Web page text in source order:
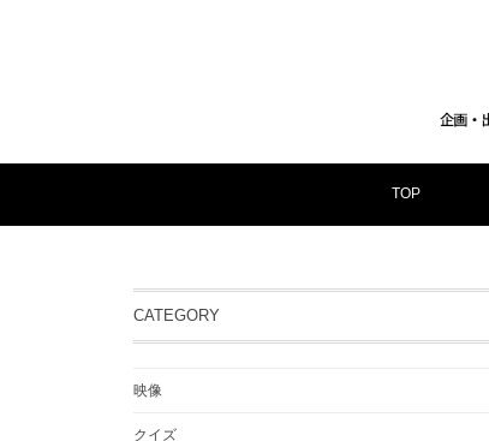
TOP
CATEGORY
映像
クイズ